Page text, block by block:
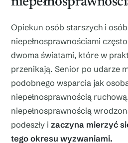
Opiekun osób starszych i
niepełnosprawnościami
dwoma światami, które w
przenikają. Senior po udarze
podobnego wsparcia jak
niepełnosprawnością
niepełnosprawnością
podeszły i zaczyna mierzyć
tego okresu wyzwaniami.